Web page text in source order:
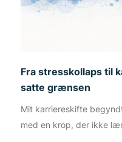
Fra stresskollaps til
satte grænsen
Mit karriereskifte
med en krop, der ikke